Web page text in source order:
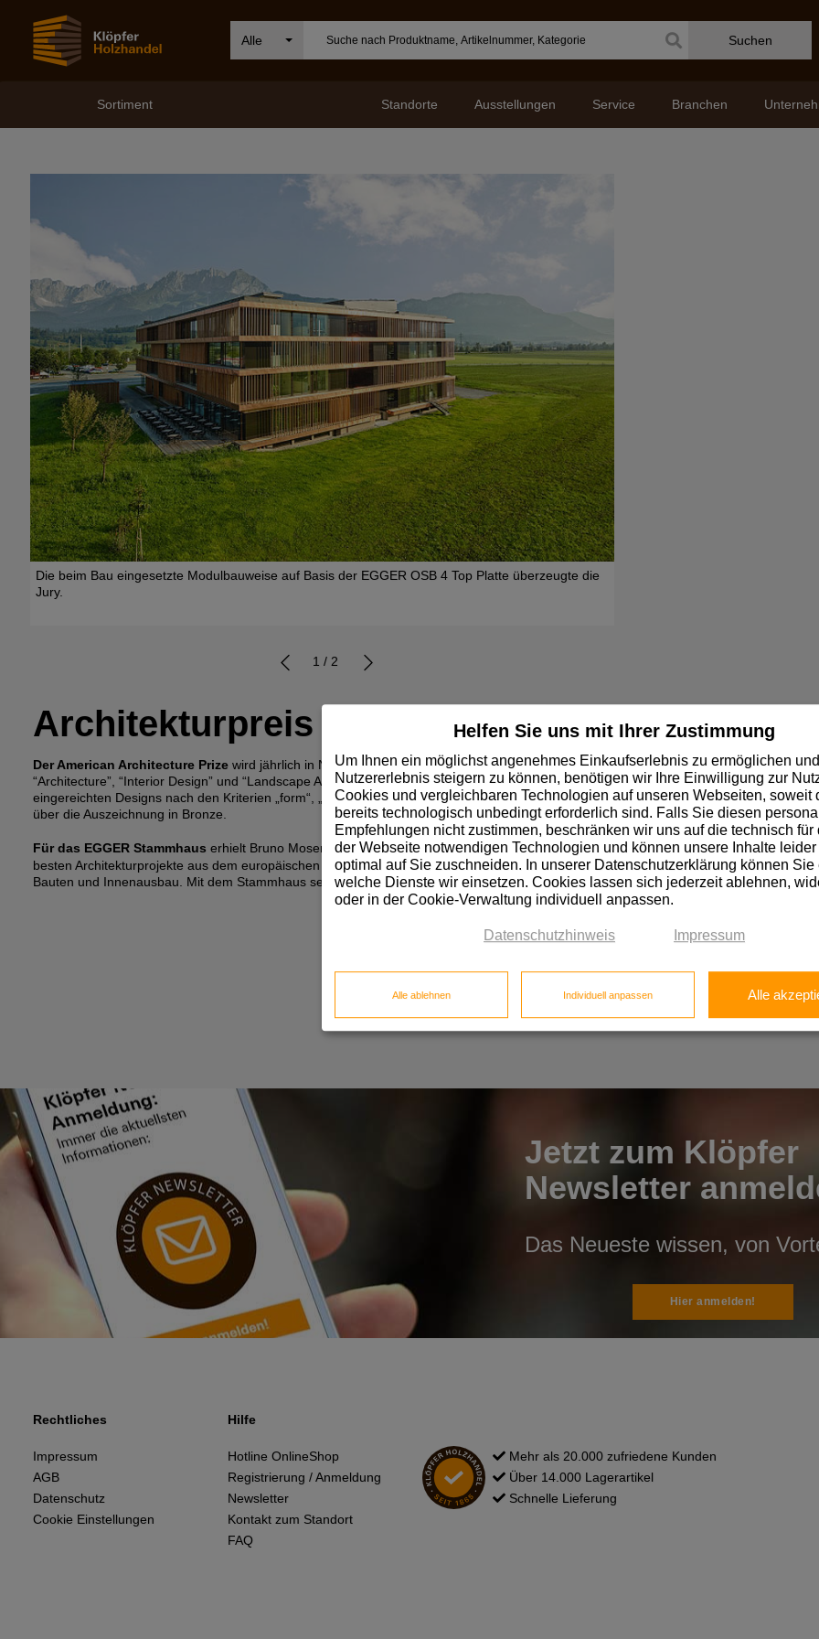
Alle Suchen
Branchen
Service
Ausstellungen
Standorte
Sortiment
Die beim Bau eingesetzte Modulbauweise auf Basis der EGGER OSB 4 Top Platte überzeugte die
Jury.
1 / 2
Architekturpreis für EGGER Stammhaus
Der American Architecture Prize wird jährlich in New York von einer unabhängigen Jury verliehen. Ausgezeichnet werden
“Architecture”, “Interior Design” und “Landscape Architecture” mit dem Ziel, weltweit die Wertschätzung von Architekturprojekten zu
eingereichten Designs nach den Kriterien „form“, „function“ und „innovation“. In diesem Jahr freut sich Bruno Moser für seine
über die Auszeichnung in Bronze.
Für das EGGER Stammhaus erhielt Bruno Moser damit die zweite Auszeichnung.Im Juni 2016 empfing er schon den „best architects
besten Architekturprojekte aus dem europäischen Raum in den Kategorien Wohnungsbau, Büro- und Verwaltungsbauten, Gewerbe-
Bauten und Innenausbau. Mit dem Stammhaus setzte Klöpfer Lieferant EGGER bereits das vierte Gebäude in der EGGER
Jetzt zum Klöpfer
Newsletter
Das Neueste wissen, von
Hier anmelden!
Rechtliches
Impressum
AGB
Datenschutz
Cookie Einstellungen
Hilfe
Hotline OnlineShop
Registrierung / Anmeldung
Newsletter
Kontakt zum Standort
FAQ
Mehr als 20.000 zufriedene Kunden
Über 14.000 Lagerartikel
Schnelle Lieferung
Helfen Sie uns mit Ihrer Zustimmung
Um Ihnen ein möglichst angenehmes Einkaufserlebnis zu ermöglichen
Nutzererlebnis steigern zu können, benötigen wir Ihre Einwilligung zur
Cookies und vergleichbaren Technologien auf unseren Webseiten, soweit
bereits technologisch unbedingt erforderlich sind. Falls Sie diesen
Empfehlungen nicht zustimmen, beschränken wir uns auf die technisch für
der Webseite notwendigen Technologien und können unsere Inhalte
optimal auf Sie zuschneiden. In unserer Datenschutzerklärung können Sie
welche Dienste wir einsetzen. Cookies lassen sich jederzeit ablehnen,
oder in der Cookie-Verwaltung individuell anpassen.
Datenschutzhinweis Impressum
Alle ablehnen Individuell anpassen Alle